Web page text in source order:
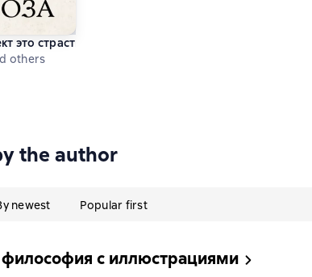
это страсть
others
4,4 на основе 65 оценок
the author
newest Popular first
с иллюстрациями